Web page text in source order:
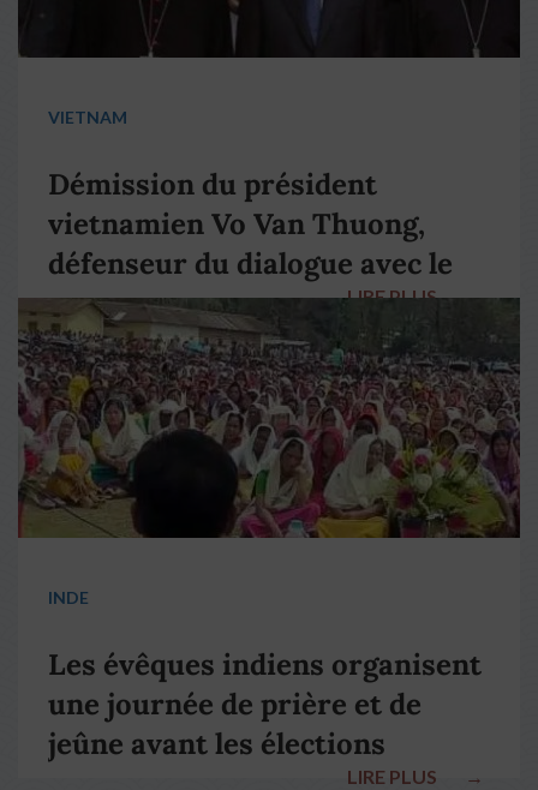
VIETNAM
Démission du président
vietnamien Vo Van Thuong,
défenseur du dialogue avec le
pape François
LIRE PLUS →
INDE
Les évêques indiens organisent
une journée de prière et de
jeûne avant les élections
LIRE PLUS →